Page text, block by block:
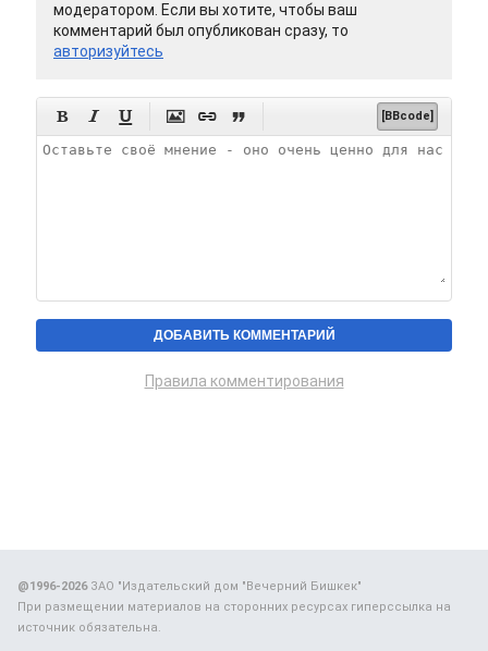
модератором. Если вы хотите, чтобы ваш
комментарий был опубликован сразу, то
авторизуйтесь
      [BBcode]
Правила комментирования
@1996-2026ЗАО "Издательский дом "Вечерний Бишкек"
При размещении материалов на сторонних ресурсах гиперссылка на
источник обязательна.